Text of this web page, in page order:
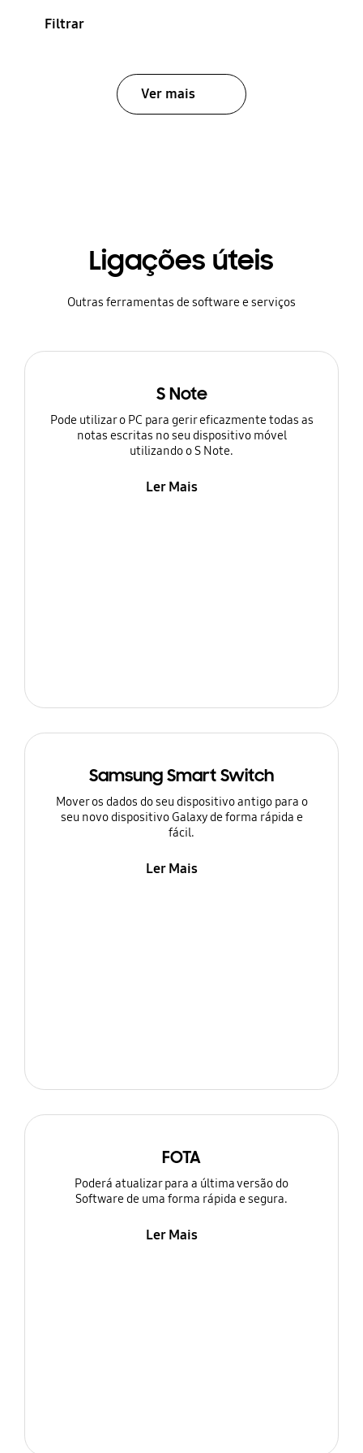
Filtrar
Ver mais
Ligações úteis
Outras ferramentas de software e serviços
S Note
Pode utilizar o PC para gerir eficazmente todas as
notas escritas no seu dispositivo móvel
utilizando o S Note.
Ler Mais
Samsung Smart Switch
Mover os dados do seu dispositivo antigo para o
seu novo dispositivo Galaxy de forma rápida e
fácil.
Ler Mais
FOTA
Poderá atualizar para a última versão do
Software de uma forma rápida e segura.
Ler Mais